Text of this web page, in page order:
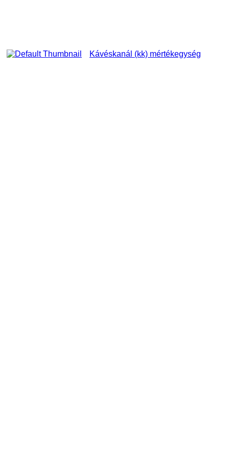
Kávéskanál (kk) mértékegység